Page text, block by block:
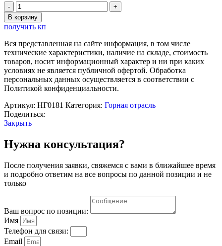
Количество
товара
Стенд
электрифицированный
"Технологический
процесс
в
околоствольном
дворе
и
поверхности
шахты"
В корзину
получить кп
Вся представленная на сайте информация, в том числе
технические характеристики, наличие на складе, стоимость
товаров, носит информационный характер и ни при каких
условиях не является публичной офертой. Обработка
персональных данных осуществляется в соответствии с
Политикой конфиденциальности.
Артикул: НГ0181 Категория: Горная отрасль
Поделиться:
Закрыть
Нужна консультация?
После получения заявки, свяжемся с вами в ближайшее время
и подробно ответим на все вопросы по данной позиции и не
только
Ваш вопрос по позиции:
Имя
Телефон для связи:
Email